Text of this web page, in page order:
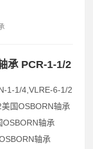
承 PCR-1-1/2
1-1/4,VLRE-6-1/2
国OSBORN轴承
轴承
轴承